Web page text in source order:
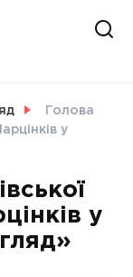
Голова
у
у